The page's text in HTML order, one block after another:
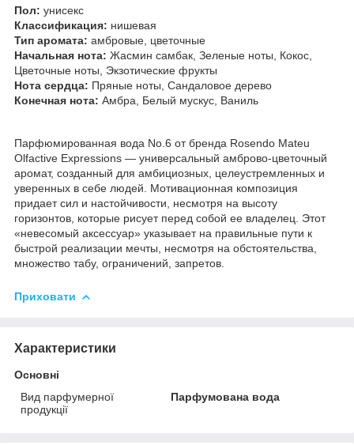
Пол: унисекс
Классификация: нишевая
Тип аромата: амбровые, цветочные
Начальная нота: Жасмин самбак, Зеленые ноты, Кокос,
Цветочные ноты, Экзотические фрукты
Нота сердца: Пряные ноты, Сандаловое дерево
Конечная нота: Амбра, Белый мускус, Ваниль
Парфюмированная вода No.6 от бренда Rosendo Mateu
Olfactive Expressions — универсальный амброво-цветочный
аромат, созданный для амбициозных, целеустремленных и
уверенных в себе людей. Мотивационная композиция
придает сил и настойчивости, несмотря на высоту
горизонтов, которые рисует перед собой ее владелец. Этот
«невесомый аксессуар» указывает на правильные пути к
быстрой реализации мечты, несмотря на обстоятельства,
множество табу, ограничений, запретов.
Приховати
Характеристики
Основні
Вид парфумерної
продукції
Парфумована вода